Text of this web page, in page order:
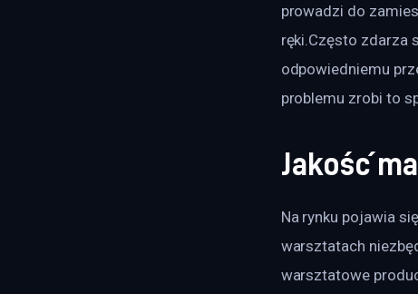
prowadzi do
ręki.Często zdarza
odpowiedniemu
problemu zrobi to
Jakość
Na rynku pojawia
warsztatach
warsztatowe